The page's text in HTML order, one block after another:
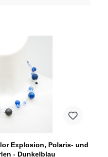
Polaris- und
- Dunkelblau